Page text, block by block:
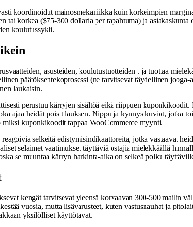
koordinoidut mainosmekaniikka kuin korkeimpien
korkea ($75-300 dollaria per tapahtuma) ja asiakaskunta
koulutussykli.
asusteiden, koulutustuotteiden . ja tuottaa
päätöksentekoprosessi (ne tarvitsevat täydellinen
laukaisin.
perustuu kärryjen sisältöä eikä riippuen
ajaa heidät pois tilauksen. Nippu ja kynnys kuviot, jotka
miksi kuponkikoodit tappaa WooCommerce myynti.
selkeitä edistymisindikaattoreita, jotka vastaavat
selaimet vaatimukset täyttäviä ostajia mielekkäällä
se muuntaa kärryn harkinta-aika on selkeä polku
kengät tarvitsevat yleensä korvaavan 300-500 mailin
vuosia, mutta lisävarusteet, kuten vastusnauhat ja
yksilölliset käyttötavat.